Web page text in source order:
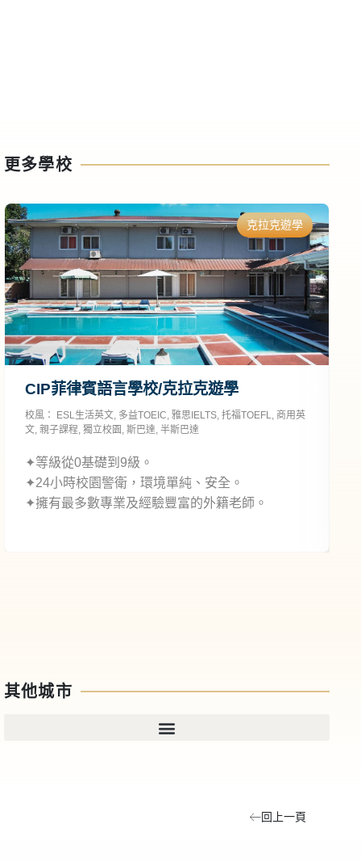
更多學校
克拉克遊學
CIP菲律賓語言學校/克拉克遊學
校風： ESL生活英文, 多益TOEIC, 雅思IELTS, 托福TOEFL, 商用英
文, 親子課程, 獨立校園 , 斯巴達, 半斯巴達
✦等級從0基礎到9級。
✦24小時校園警衛，環境單純、安全。
✦擁有最多數專業及經驗豐富的外籍老師。
其他城市
回上一頁